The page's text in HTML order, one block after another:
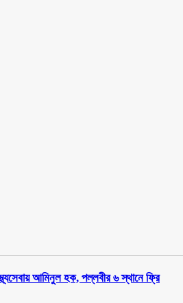
আমিনুল হক, পল্লবীর ৬ স্থানে ফ্রি